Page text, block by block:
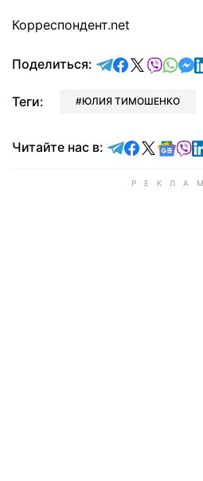
Корреспондент.net
Поделиться: отправить в
поделиться
Теги: ЮЛИЯ ТИМОШЕНКО
Читайте нас в: Читайте в
Читайте в